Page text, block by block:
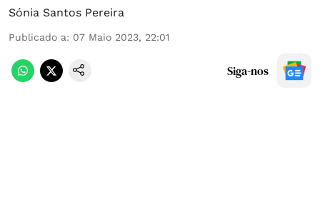
Sónia Santos Pereira
Publicado a: 07 Maio 2023, 22:01
Siga-nos